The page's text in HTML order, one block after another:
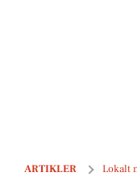
ARTIKLER Lokalt
Aarhus inviterer til